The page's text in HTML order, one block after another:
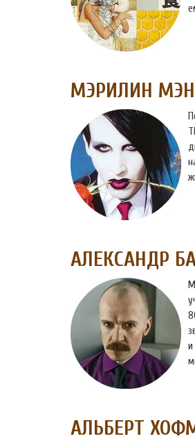
МЭРИЛИН
АЛЕКСАНДР
и
АЛЬБЕРТ